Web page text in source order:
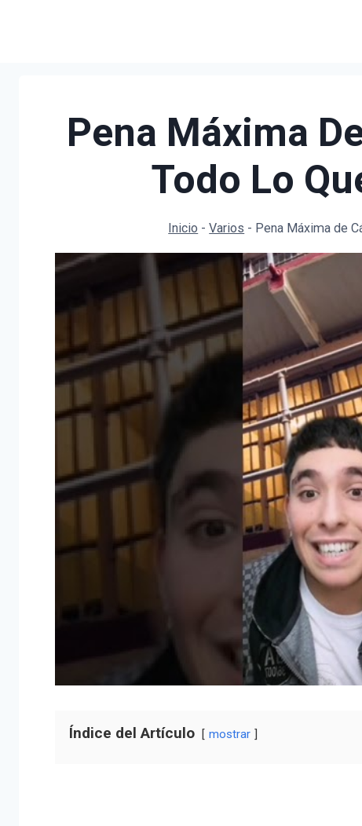
Pena Máxima
Todo Lo
Inicio -Varios - Pena Máxima de
Índice del Artículo mostrar